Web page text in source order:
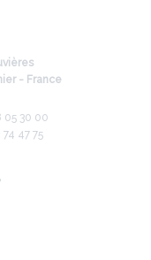
- France
05 30 00
47 75